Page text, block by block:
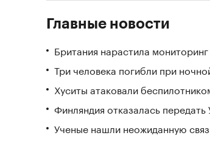
Главные новости
Британия нарастила
Три человека погибли при
Хуситы атаковали
Финляндия отказалась
Ученые нашли неожиданную